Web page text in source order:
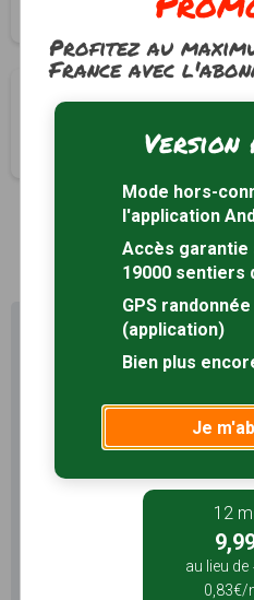
Circuit bleu
1
Profitez au
Sentiers en
potentiel qu'offre Sentiers
Pas de pub
Mode hors-
3
Profitez au
France avec
Version
Mode hors-
l'application
Accès garantie
19000 sentiers
GPS
(application)
Bien plus
Je
12
au lieu de
0,83€/